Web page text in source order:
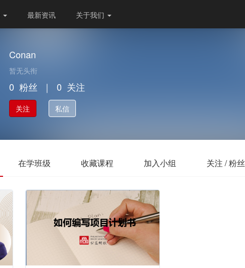
最新资讯 关于我们
Conan
暂无头衔
0 粉丝 ｜ 0 关注
关注 私信
在学班级 收藏课程 加入小组 关注 / 粉丝